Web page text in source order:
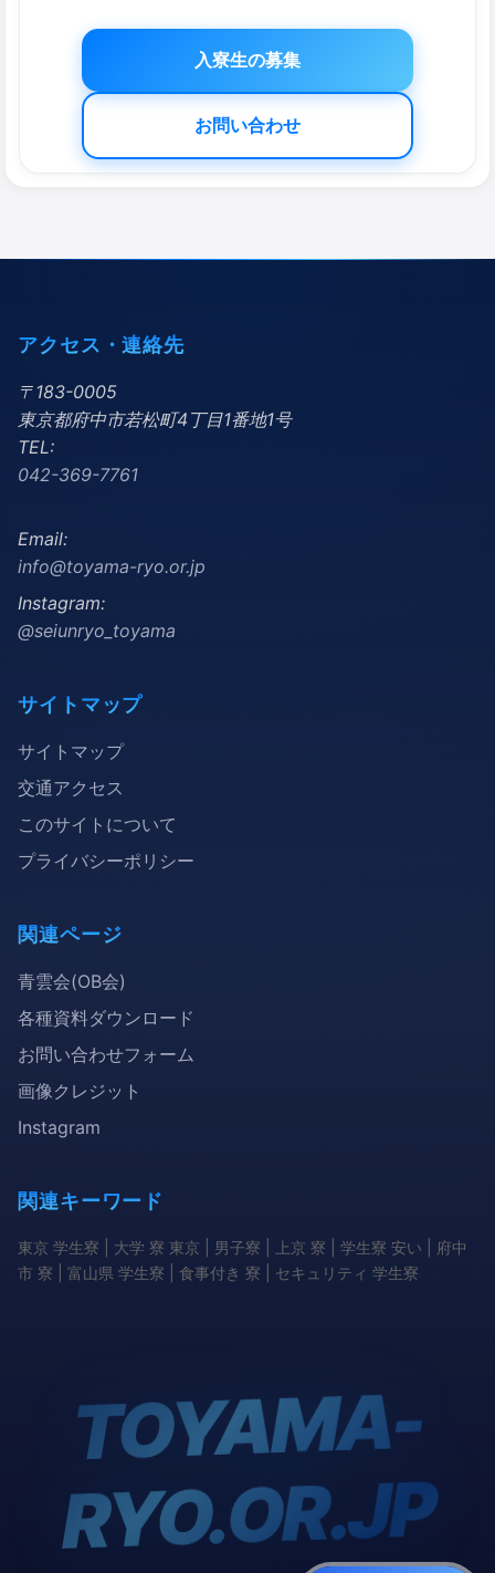
入寮生の募集
お問い合わせ
アクセス・連絡先
〒183-0005
東京都府中市若松町4丁目1番地1号
TEL:
042-369-7761
Email:
info@toyama-ryo.or.jp
Instagram:
@seiunryo_toyama
サイトマップ
サイトマップ
交通アクセス
このサイトについて
プライバシーポリシー
関連ページ
青雲会(OB会)
各種資料ダウンロード
お問い合わせフォーム
画像クレジット
Instagram
関連キーワード
東京 学生寮 | 大学 寮 東京 | 男子寮 | 上京 寮 | 学生寮 安い | 府中
市 寮 | 富山県 学生寮 | 食事付き 寮 | セキュリティ 学生寮
TOYA
MA-
RYO.OR.JP